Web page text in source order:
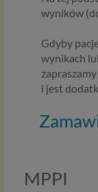
wyników
Gdyby
wynikach
i jest
MPPI